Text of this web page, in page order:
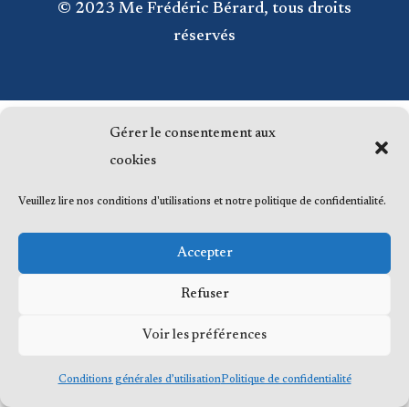
Gérer le consentement aux
cookies
Veuillez lire nos conditions d'utilisations et notre politique de confidentialité.
Accepter
Refuser
Voir les préférences
Conditions générales d’utilisationPolitique de confidentialité
© 2023 Me Frédéric Bérard, tous droits
réservés
© 2023 Me Frédéric Bérard, tous droits